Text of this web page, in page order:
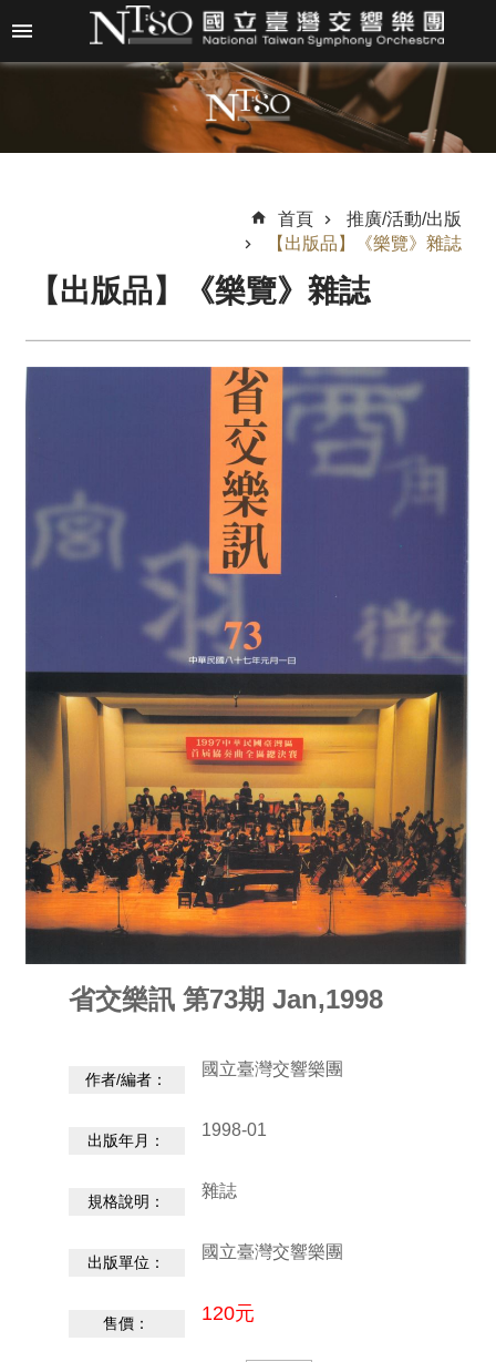
跳到主要內容區塊
尋
T
S
O
廳
區
推
廣
首頁
推廣/活動/出版
【出版品】《樂覽》雜誌
【出版品】《樂覽》雜誌
省交樂訊 第73期 Jan,1998
作者/編者：
國立臺灣交響樂團
出版年月：
1998-01
規格說明：
雜誌
出版單位：
國立臺灣交響樂團
售價： 120元